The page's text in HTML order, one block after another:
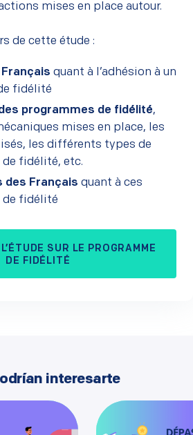
mises en place autour.
de cette étude :
Français quant à l’adhésion à un
fidélité
programmes de fidélité,
mises en place, les
les différents types de
fidélité, etc.
des Français quant à ces
de fidélité
SUR LE PROGRAMME
DE FIDÉLITÉ
interesarte